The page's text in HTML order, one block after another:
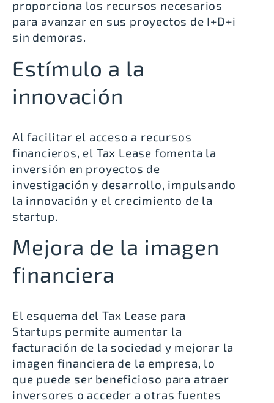
proporciona los recursos necesarios
para avanzar en sus proyectos de I+D+i
sin demoras.
Estímulo a la
innovación
Al facilitar el acceso a recursos
financieros, el Tax Lease fomenta la
inversión en proyectos de
investigación y desarrollo, impulsando
la innovación y el crecimiento de la
startup.
Mejora de la imagen
financiera
El esquema del Tax Lease para
Startups permite aumentar la
facturación de la sociedad y mejorar la
imagen financiera de la empresa, lo
que puede ser beneficioso para atraer
inversores o acceder a otras fuentes